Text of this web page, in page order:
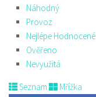
Náhodný
Provoz
Nejlépe Hodnocené
Ověřeno
Nevyužitá
Seznam Mřížka